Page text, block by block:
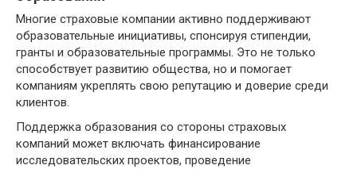
Многие страховые компании активно поддерживают
образовательные инициативы, спонсируя стипендии,
гранты и образовательные программы. Это не только
способствует развитию общества, но и помогает
компаниям укреплять свою репутацию и доверие среди
клиентов.
Поддержка образования со стороны страховых
компаний может включать финансирование
исследовательских проектов, проведение